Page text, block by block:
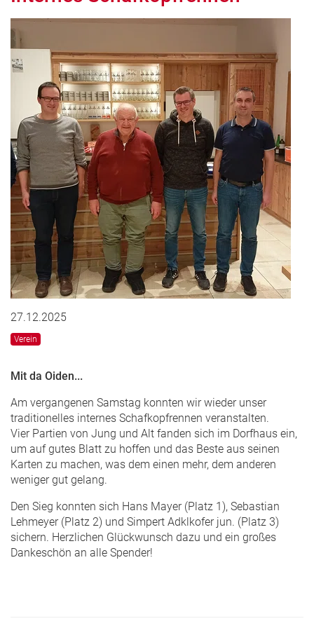
27.12.2025
Verein
Mit da Oiden...
Am vergangenen Samstag konnten wir wieder unser
traditionelles internes Schafkopfrennen veranstalten.
Vier Partien von Jung und Alt fanden sich im Dorfhaus ein,
um auf gutes Blatt zu hoffen und das Beste aus seinen
Karten zu machen, was dem einen mehr, dem anderen
weniger gut gelang.
Den Sieg konnten sich Hans Mayer (Platz 1), Sebastian
Lehmeyer (Platz 2) und Simpert Adklkofer jun. (Platz 3)
sichern. Herzlichen Glückwunsch dazu und ein großes
Dankeschön an alle Spender!